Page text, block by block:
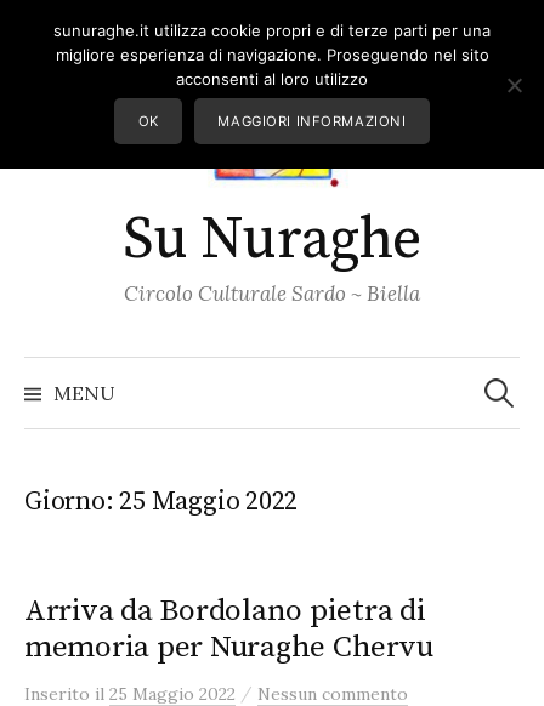
Su Nuraghe
Circolo Culturale Sardo ~ Biella
MENU per:
Giorno:25 Maggio 2022
Arriva da Bordolano pietra di
memoria per Nuraghe Chervu
Inserito il 25 Maggio 2022 / Nessun commento
sunuraghe.it utilizza cookie propri e di terze parti per una
migliore esperienza di navigazione. Proseguendo nel sito
acconsenti al loro utilizzo
OK MAGGIORI INFORMAZIONI